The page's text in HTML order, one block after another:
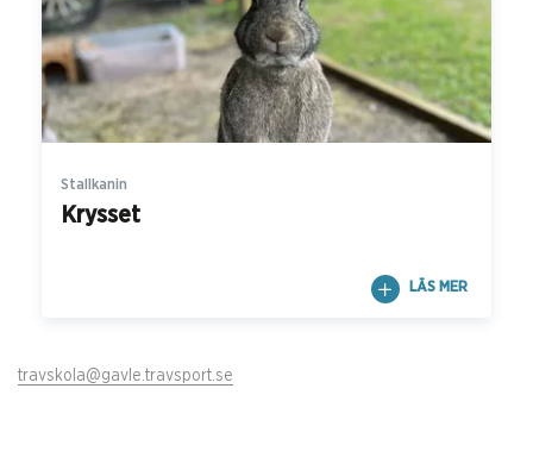
Stallkanin
Krysset
LÄS MER
travskola@gavle.travsport.se